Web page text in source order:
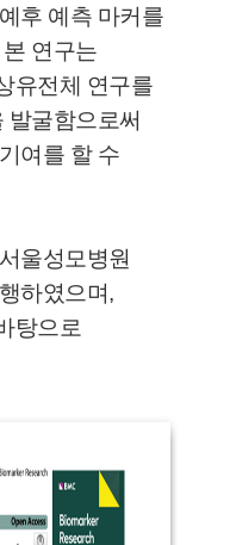
후 예측 마커를
연구는
유전체 연구를
발굴함으로써
여를 할 수
울성모병원
하였으며,
탕으로